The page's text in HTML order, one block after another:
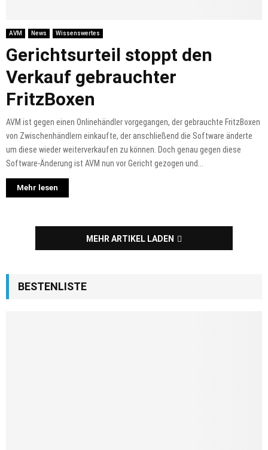
AVM News Wissenswertes
Gerichtsurteil stoppt den
Verkauf gebrauchter
FritzBoxen
AVM ist gegen einen Onlinehändler vorgegangen, der gebrauchte FritzBoxen
von Zwischenhändlern einkaufte, der anschließend die Software änderte
um diese wieder weiterverkaufen zu können. Doch genau gegen diese
Software-Änderung ist AVM nun vor Gericht gezogen und...
Mehr lesen
MEHR ARTIKEL LADEN
BESTENLISTE